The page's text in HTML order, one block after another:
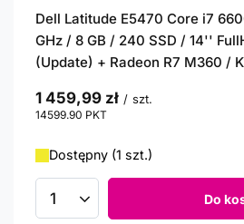
Dell Latitude E5470 Core i7
GHz / 8 GB / 240 SSD / 14''
(Update) + Radeon R7 M360 /
1 459,99 zł / szt.
14599.90 PKT
Dostępny (1 szt.)
Ilość produktów Do